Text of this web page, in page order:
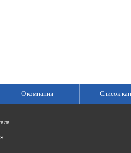
О компании Список